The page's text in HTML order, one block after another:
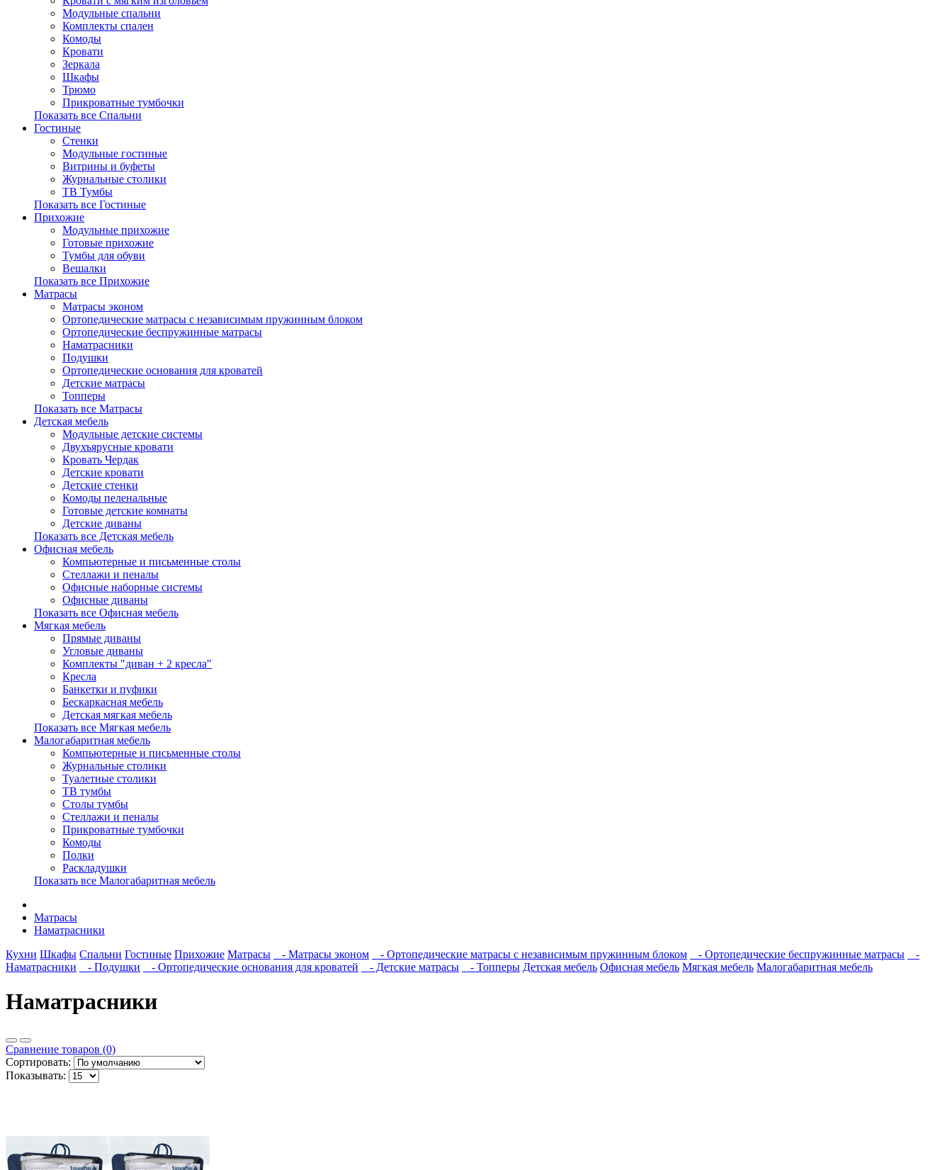
Модульные спальни
Комплекты спален
Комоды
Кровати
Зеркала
Шкафы
Трюмо
Прикроватные тумбочки
Показать все Спальни
Гостиные
Стенки
Модульные гостиные
Витрины и буфеты
Журнальные столики
ТВ Тумбы
Показать все Гостиные
Прихожие
Модульные прихожие
Готовые прихожие
Тумбы для обуви
Вешалки
Показать все Прихожие
Матрасы
Матрасы эконом
Ортопедические матрасы с независимым пружинным блоком
Ортопедические беспружинные матрасы
Наматрасники
Подушки
Ортопедические основания для кроватей
Детские матрасы
Топперы
Показать все Матрасы
Детская мебель
Модульные детские системы
Двухъярусные кровати
Кровать Чердак
Детские кровати
Детские стенки
Комоды пеленальные
Готовые детские комнаты
Детские диваны
Показать все Детская мебель
Офисная мебель
Компьютерные и письменные столы
Стеллажи и пеналы
Офисные наборные системы
Офисные диваны
Показать все Офисная мебель
Мягкая мебель
Прямые диваны
Угловые диваны
Комплекты "диван + 2 кресла"
Кресла
Банкетки и пуфики
Бескаркасная мебель
Детская мягкая мебель
Показать все Мягкая мебель
Малогабаритная мебель
Компьютерные и письменные столы
Журнальные столики
Туалетные столики
ТВ тумбы
Столы тумбы
Стеллажи и пеналы
Прикроватные тумбочки
Комоды
Полки
Раскладушки
Показать все Малогабаритная мебель
Матрасы
Наматрасники
Кухни Шкафы Спальни Гостиные Прихожие Матрасы - Матрасы эконом - Ортопедические матрасы с независимым пружинным блоком - Ортопедические беспружинные матрасы
-
Наматрасники
- Подушки - Ортопедические основания для кроватей - Детские матрасы - Топперы Детская мебель Офисная мебель Мягкая мебель Малогабаритная мебель
Наматрасники
Сравнение товаров (0)
Сортировать:
Показывать: